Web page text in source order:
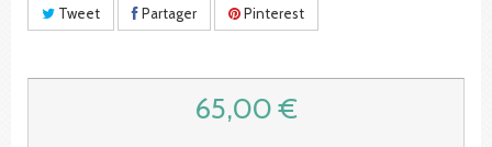
Tweet Partager Pinterest
65,00 €